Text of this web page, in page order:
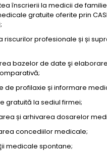
înscrierii la medicii de
gratuite oferite prin
riscurilor profesionale și și
bazelor de date şi
de profilaxie și informare
gratuită la sediul firmei;
și arhivarea dosarelor
concediilor medicale;
medicale spontane;